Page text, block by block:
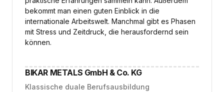
bekommt man einen guten Einblick in die
internationale Arbeitswelt. Manchmal gibt es Phasen
mit Stress und Zeitdruck, die herausfordernd sein
können.
BIKAR METALS GmbH & Co. KG
Klassische duale Berufsausbildung